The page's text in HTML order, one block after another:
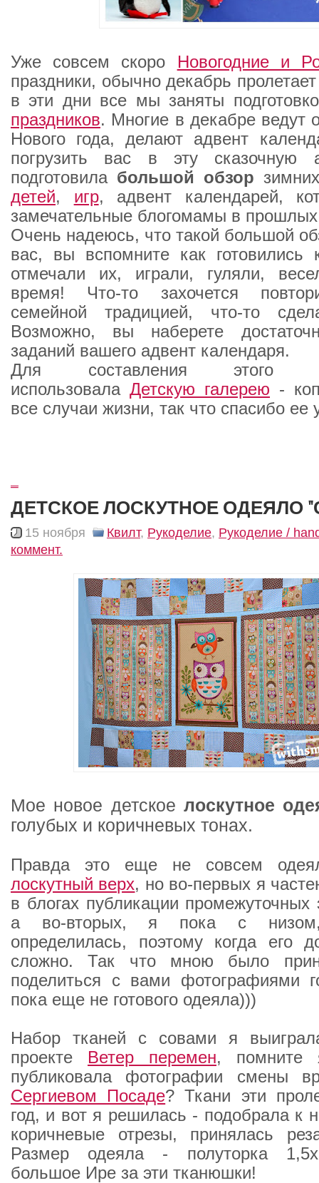
Уже совсем скоро Новогодние и
праздники, обычно декабрь
в эти дни все мы заняты
праздников. Многие в декабре ведут
Нового года, делают адвент
погрузить вас в эту сказочную
подготовила большой обзор
детей, игр, адвент календарей,
замечательные блогомамы в
Очень надеюсь, что такой большой
вас, вы вспомните как готовились
отмечали их, играли, гуляли,
время! Что-то захочется
семейной традицией, что-то
Возможно, вы наберете
заданий вашего адвент календаря.
Для составления этого
использовала Детскую галерею -
все случаи жизни, так что спасибо ее
ДЕТСКОЕ ЛОСКУТНОЕ ОДЕЯЛО
15 ноября Квилт, Рукоделие, Рукоделие /
коммент.
Мое новое детское лоскутное
голубых и коричневых тонах.
Правда это еще не совсем
лоскутный верх, но во-первых я
в блогах публикации промежуточных
а во-вторых, я пока с
определилась, поэтому когда его
сложно. Так что мною было
поделиться с вами фотографиями
пока еще не готового одеяла)))
Набор тканей с совами я
проекте Ветер перемен, помните
публиковала фотографии смены
Сергиевом Посаде? Ткани эти
год, и вот я решилась - подобрала к
коричневые отрезы, принялась
Размер одеяла - полуторка
большое Ире за эти тканюшки!